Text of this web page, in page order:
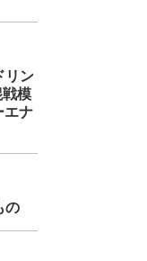
リン
模
エナ
の